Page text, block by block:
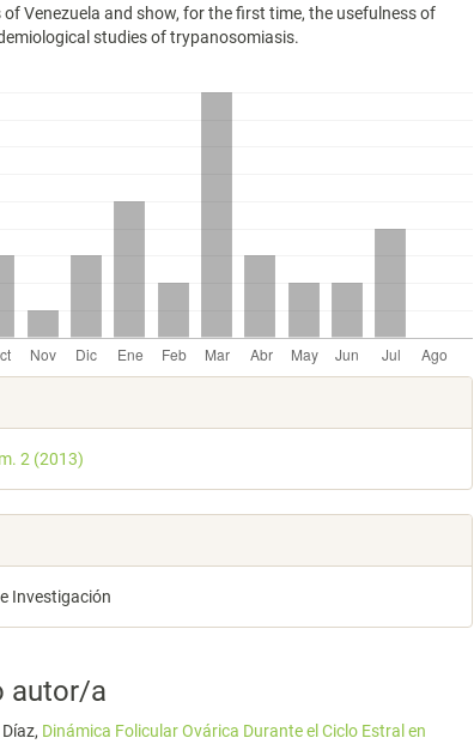
of Venezuela and show, for the first time, the usefulness of
studies of trypanosomiasis.
2 (2013)
Investigación
autor/a
Dinámica Folicular Ovárica Durante el Ciclo Estral en